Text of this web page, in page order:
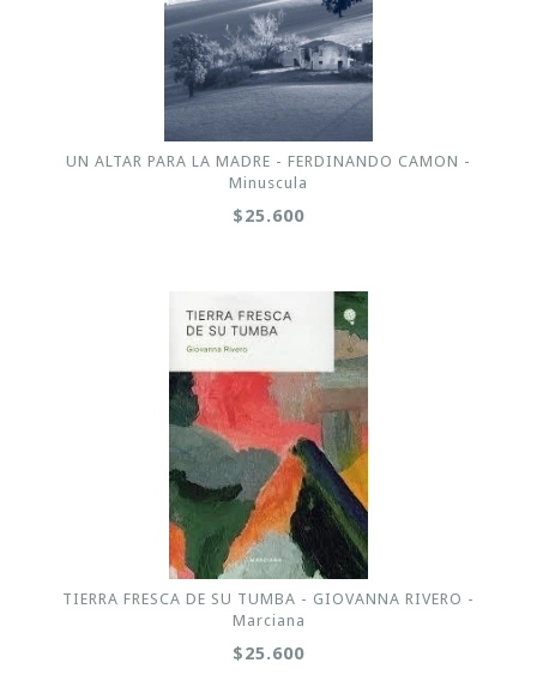
UN ALTAR PARA LA MADRE - FERDINANDO CAMON -
Minuscula
$25.600
TIERRA FRESCA DE SU TUMBA - GIOVANNA RIVERO -
Marciana
$25.600